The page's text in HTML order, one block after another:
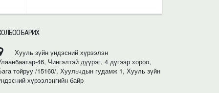
БАРИХ
Хууль зүйн үндэсний хүрээлэн
46, Чингэлтэй дүүрэг, 4 дүгээр хороо,
тойруу /15160/, Хуульчдын гудамж 1, Хууль зүйн
хүрээлэнгийн байр